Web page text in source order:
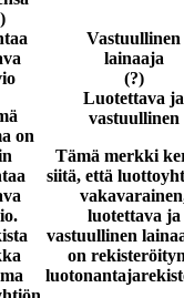
on
Vastuullinen
lainaaja
(?)
Luotettava ja
vastuullinen
Tämä merkki
siitä, että
luotettava ja
vastuullinen
on